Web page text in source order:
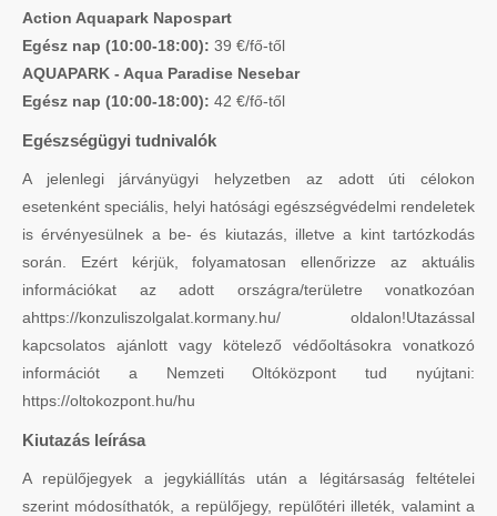
Action Aquapark Napospart
Egész nap (10:00-18:00): 39 €/fő-től
AQUAPARK - Aqua Paradise Nesebar
Egész nap (10:00-18:00): 42 €/fő-től
Egészségügyi tudnivalók
A jelenlegi járványügyi helyzetben az adott úti célokon
esetenként speciális, helyi hatósági egészségvédelmi rendeletek
is érvényesülnek a be- és kiutazás, illetve a kint tartózkodás
során. Ezért kérjük, folyamatosan ellenőrizze az aktuális
információkat az adott országra/területre vonatkozóan
ahttps://konzuliszolgalat.kormany.hu/ oldalon!Utazással
kapcsolatos ajánlott vagy kötelező védőoltásokra vonatkozó
információt a Nemzeti Oltóközpont tud nyújtani:
https://oltokozpont.hu/hu
Kiutazás leírása
A repülőjegyek a jegykiállítás után a légitársaság feltételei
szerint módosíthatók, a repülőjegy, repülőtéri illeték, valamint a